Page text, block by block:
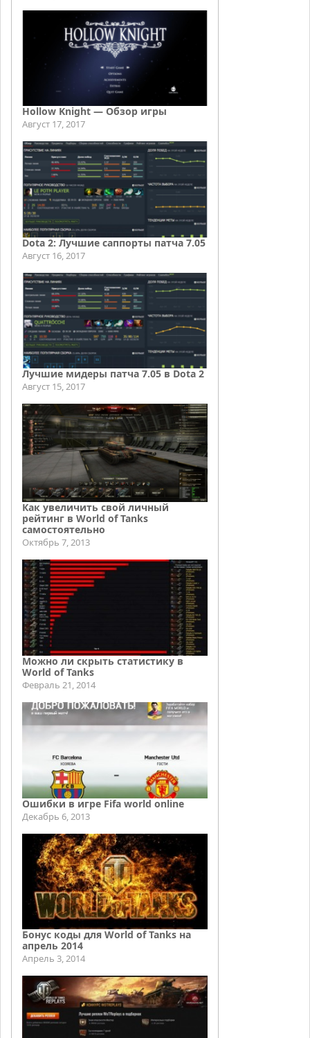
Hollow Knight — Обзор игры
Август 17, 2017
Dota 2: Лучшие саппорты патча 7.05
Август 16, 2017
Лучшие мидеры патча 7.05 в Dota 2
Август 15, 2017
Как увеличить свой личный
рейтинг в World of Tanks
самостоятельно
Октябрь 7, 2013
Можно ли скрыть статистику в
World of Tanks
Февраль 21, 2014
Ошибки в игре Fifa world online
Декабрь 6, 2013
Бонус коды для World of Tanks на
апрель 2014
Апрель 3, 2014